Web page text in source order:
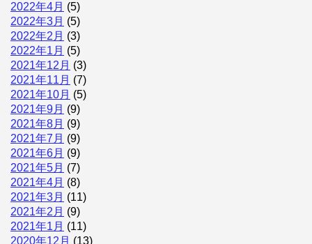
2022年4月 (5)
2022年3月 (5)
2022年2月 (3)
2022年1月 (5)
2021年12月 (3)
2021年11月 (7)
2021年10月 (5)
2021年9月 (9)
2021年8月 (9)
2021年7月 (9)
2021年6月 (9)
2021年5月 (7)
2021年4月 (8)
2021年3月 (11)
2021年2月 (9)
2021年1月 (11)
2020年12月 (13)